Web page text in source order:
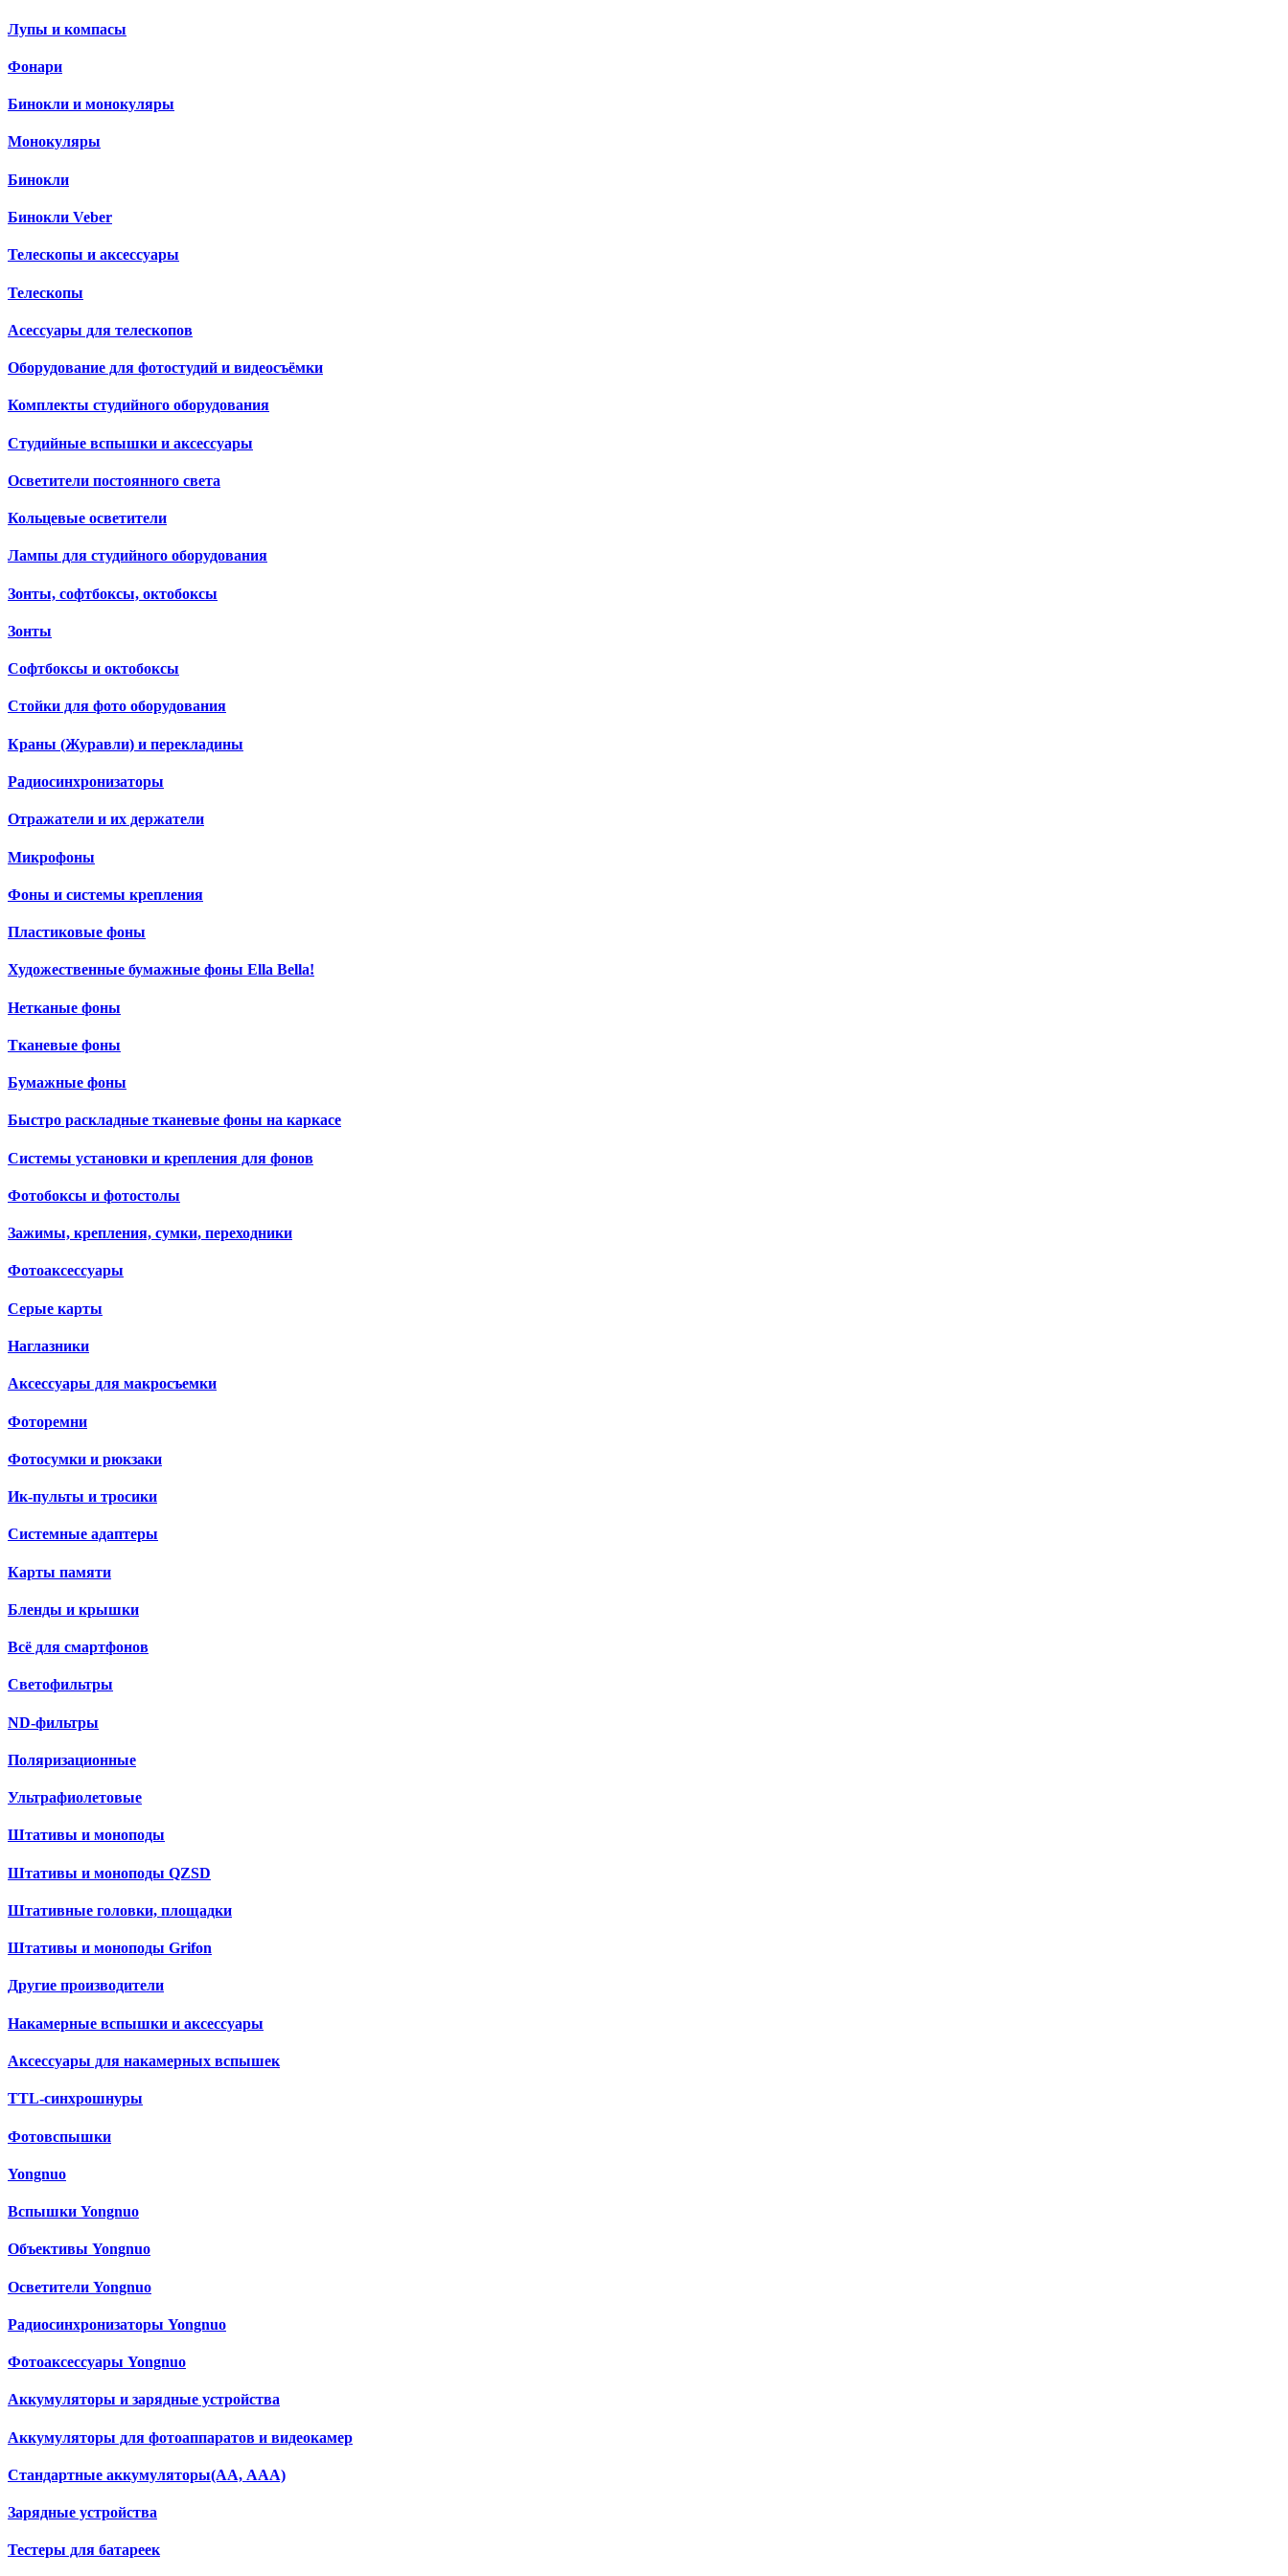
Лупы и компасы
Фонари
Бинокли и монокуляры
Монокуляры
Бинокли
Бинокли Veber
Телескопы и аксессуары
Телескопы
Асессуары для телескопов
Оборудование для фотостудий и видеосъёмки
Комплекты студийного оборудования
Студийные вспышки и аксессуары
Осветители постоянного света
Кольцевые осветители
Лампы для студийного оборудования
Зонты, софтбоксы, октобоксы
Зонты
Софтбоксы и октобоксы
Стойки для фото оборудования
Краны (Журавли) и перекладины
Радиосинхронизаторы
Отражатели и их держатели
Микрофоны
Фоны и системы крепления
Пластиковые фоны
Художественные бумажные фоны Ella Bella!
Нетканые фоны
Тканевые фоны
Бумажные фоны
Быстро раскладные тканевые фоны на каркасе
Системы установки и крепления для фонов
Фотобоксы и фотостолы
Зажимы, крепления, сумки, переходники
Фотоаксессуары
Серые карты
Наглазники
Аксессуары для макросъемки
Фоторемни
Фотосумки и рюкзаки
Ик-пульты и тросики
Системные адаптеры
Карты памяти
Бленды и крышки
Всё для смартфонов
Светофильтры
ND-фильтры
Поляризационные
Ультрафиолетовые
Штативы и моноподы
Штативы и моноподы QZSD
Штативные головки, площадки
Штативы и моноподы Grifon
Другие производители
Накамерные вспышки и аксессуары
Аксессуары для накамерных вспышек
TTL-синхрошнуры
Фотовспышки
Yongnuo
Вспышки Yongnuo
Объективы Yongnuo
Осветители Yongnuo
Радиосинхронизаторы Yongnuo
Фотоаксессуары Yongnuo
Аккумуляторы и зарядные устройства
Аккумуляторы для фотоаппаратов и видеокамер
Cтандартные аккумуляторы(АА, ААА)
Зарядные устройства
Тестеры для батареек